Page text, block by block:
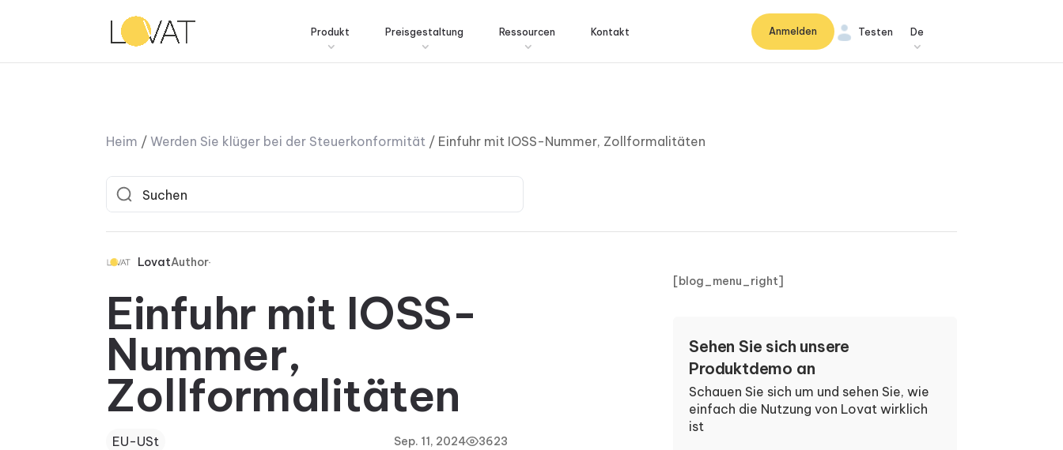
Produkt Preisgestaltung Ressourcen Kontakt De
Testen
Anmelden
Heim /Werden Sie klüger bei der Steuerkonformität / Einfuhr mit IOSS-Nummer, Zollformalitäten
LovatAuthor
Einfuhr mit IOSS-
Nummer,
Zollformalitäten
EU-USt Sep. 11, 2024 3623
[blog_menu_right]
Sehen Sie sich unsere
Produktdemo an
Schauen Sie sich um und sehen Sie, wie
einfach die Nutzung von Lovat wirklich
ist